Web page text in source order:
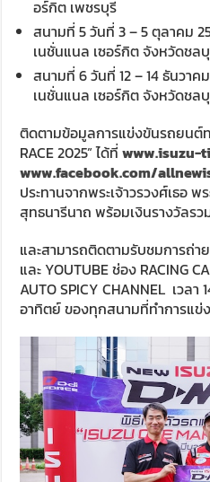
อร์กิต เพชรบุรี
สนามที่ 5 วันที่ 3 – 5 ตุลาค
เนชั่นแนล เซอร์กิต จังหวัดชล
สนามที่ 6 วันที่ 12 – 14 ธันวา
เนชั่นแนล เซอร์กิต จังหวัดชล
ติดตามข้อมูลการแข่งขันรถยนต์ท
RACE 2025” ได้ที่www.isuzu-
www.facebook.com/
ประทานจากพระเจ้าวรวงศ์เธอ
สุทธนารีนาถ พร้อมเงินรางวัลร
และสามารถติดตามรับชมการถ่า
และ YOUTUBE ช่อง RACING
AUTO SPICY CHANNEL เวลา
อาทิตย์ ของทุกสนามที่ทำการแข่